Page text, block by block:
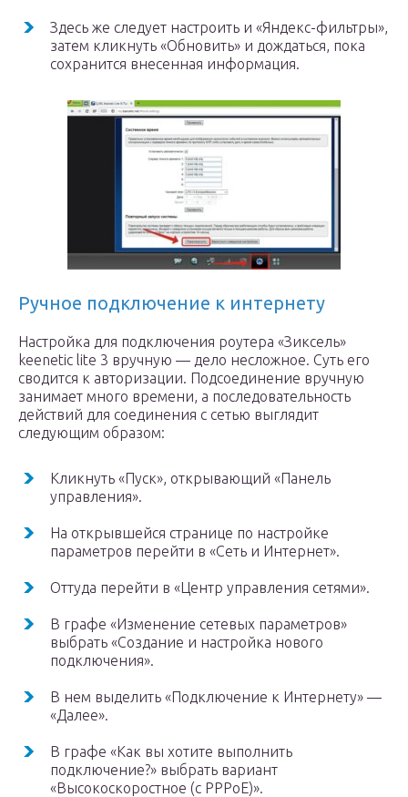
Здесь же следует настроить и «Яндекс-фильтры»,
затем кликнуть «Обновить» и дождаться, пока
сохранится внесенная информация.
Ручное подключение к интернету
Настройка для подключения роутера «Зиксель»
keenetic lite 3 вручную — дело несложное. Суть его
сводится к авторизации. Подсоединение вручную
занимает много времени, а последовательность
действий для соединения с сетью выглядит
следующим образом:
Кликнуть «Пуск», открывающий «Панель
управления».
На открывшейся странице по настройке
параметров перейти в «Сеть и Интернет».
Оттуда перейти в «Центр управления сетями».
В графе «Изменение сетевых параметров»
выбрать «Создание и настройка нового
подключения».
В нем выделить «Подключение к Интернету» —
«Далее».
В графе «Как вы хотите выполнить
подключение?» выбрать вариант
«Высокоскоростное (с PPPoE)».